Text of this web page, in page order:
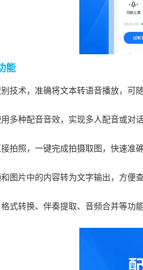
能
技术，准确将文本转语音播放，可
多种配音音效，实现多人配音或对
拍照，一键完成拍摄取图，快速准
图片中的内容转为文字输出，方便
式转换、伴奏提取、音频合并等功